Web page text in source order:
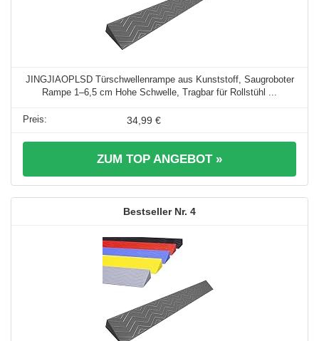
JINGJIAOPLSD Türschwellenrampe aus Kunststoff, Saugroboter
Rampe 1–6,5 cm Hohe Schwelle, Tragbar für Rollstühl ...
34,99 €
ZUM TOP ANGEBOT »
4